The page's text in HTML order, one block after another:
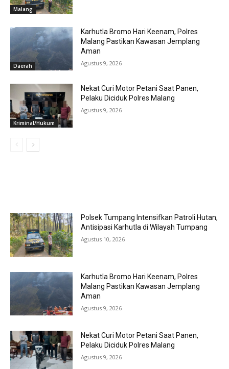
Malang
Daerah
Karhutla Bromo Hari Keenam, Polres
Malang Pastikan Kawasan Jemplang
Aman
Agustus 9, 2026
Kriminal/Hukum
Nekat Curi Motor Petani Saat Panen,
Pelaku Diciduk Polres Malang
Agustus 9, 2026
Polsek Tumpang Intensifkan Patroli Hutan,
Antisipasi Karhutla di Wilayah Tumpang
Agustus 10, 2026
Karhutla Bromo Hari Keenam, Polres
Malang Pastikan Kawasan Jemplang
Aman
Agustus 9, 2026
Nekat Curi Motor Petani Saat Panen,
Pelaku Diciduk Polres Malang
Agustus 9, 2026